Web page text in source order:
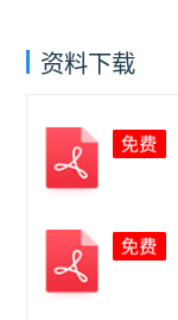
资料下载